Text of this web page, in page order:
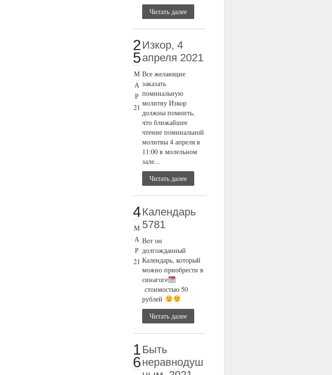
Читать далее
2
5
М
А
Р
21
Изкор, 4
апреля 2021
Все желающие
заказать
поминальную
молитву Изкор
должны помнить,
что ближайшее
чтение поминальной
молитвы 4 апреля в
11:00 в молельном
зале...
Читать далее
4
М
А
Р
21
Календарь
5781
Вот он
долгожданный
Календарь, который
можно приобрести в
синагоге
стоимостью 50
рублей
Читать далее
1
6
Быть
неравнодуш